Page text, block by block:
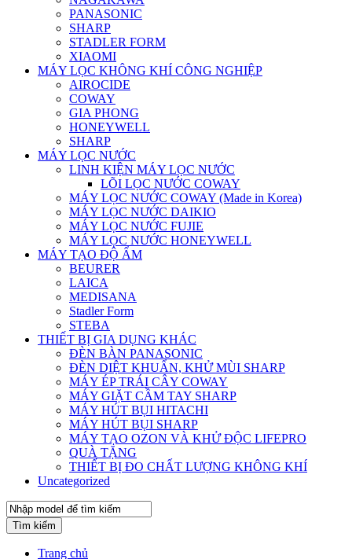
PANASONIC
SHARP
STADLER FORM
XIAOMI
MÁY LỌC KHÔNG KHÍ CÔNG NGHIỆP
AIROCIDE
COWAY
GIA PHONG
HONEYWELL
SHARP
MÁY LỌC NƯỚC
LINH KIỆN MÁY LỌC NƯỚC
LÕI LỌC NƯỚC COWAY
MÁY LỌC NƯỚC COWAY (Made in Korea)
MÁY LỌC NƯỚC DAIKIO
MÁY LỌC NƯỚC FUJIE
MÁY LỌC NƯỚC HONEYWELL
MÁY TẠO ĐỘ ẨM
BEURER
LAICA
MEDISANA
Stadler Form
STEBA
THIẾT BỊ GIA DỤNG KHÁC
ĐÈN BÀN PANASONIC
ĐÈN DIỆT KHUẨN, KHỬ MÙI SHARP
MÁY ÉP TRÁI CÂY COWAY
MÁY GIẶT CẦM TAY SHARP
MÁY HÚT BỤI HITACHI
MÁY HÚT BỤI SHARP
MÁY TẠO OZON VÀ KHỬ ĐỘC LIFEPRO
QUÀ TẶNG
THIẾT BỊ ĐO CHẤT LƯỢNG KHÔNG KHÍ
Uncategorized
Tìm kiếm
Trang chủ